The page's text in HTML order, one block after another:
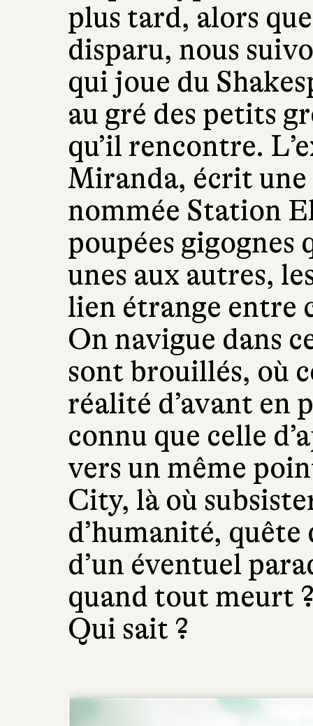
plus tard, alors
disparu, nous
qui joue du
au gré des petits
qu’il rencontre.
Miranda, écrit une
nommée Station
poupées gigognes
unes aux autres,
lien étrange entre
On navigue dans
sont brouillés, où
réalité d’avant en
connu que celle
vers un même
City, là où
d’humanité,
d’un éventuel
quand tout meurt
Qui sait ?